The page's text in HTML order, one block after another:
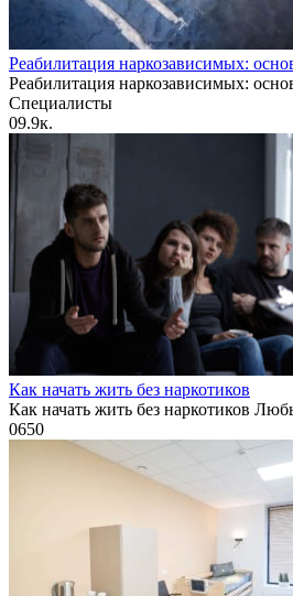
Реабилитация наркозависимых:
Реабилитация наркозависимых:
Специалисты
09.9к.
Как начать жить без наркотиков
Как начать жить без наркотиков
0650